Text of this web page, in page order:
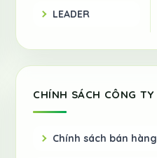
LEADER
CHÍNH SÁCH CÔNG TY
Chính sách bán hàng